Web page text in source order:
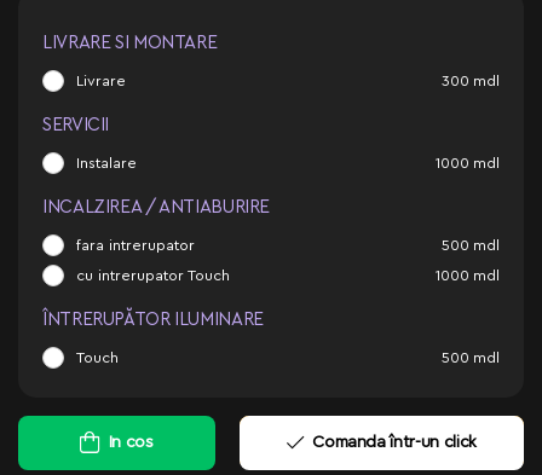
LIVRARE SI MONTARE
Livrare 300 mdl
SERVICII
Instalare 1000 mdl
INCALZIREA / ANTIABURIRE
fara intrerupator 500 mdl
cu intrerupator Touch 1000 mdl
ÎNTRERUPĂTOR ILUMINARE
Touch 500 mdl
In cos Comanda într-un click